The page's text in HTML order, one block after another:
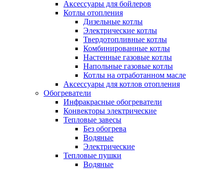
Аксессуары для бойлеров
Котлы отопления
Дизельные котлы
Электрические котлы
Твердотопливные котлы
Комбинированные котлы
Настенные газовые котлы
Напольные газовые котлы
Котлы на отработанном масле
Аксессуары для котлов отопления
Обогреватели
Инфракрасные обогреватели
Конвекторы электрические
Тепловые завесы
Без обогрева
Водяные
Электрические
Тепловые пушки
Водяные